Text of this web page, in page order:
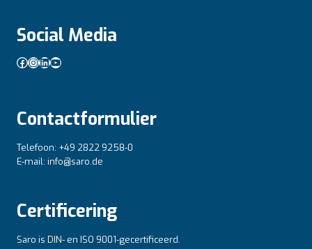
Social Media
Facebook
Instagram
LinkedIn
YouTube
Contactformulier
Telefoon: +49 2822 9258-0
E-mail: info@saro.de
Certificering
Saro is DIN- en ISO 9001-gecertificeerd.